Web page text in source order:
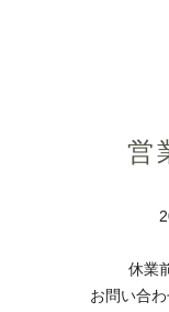
営
休業
お問い合